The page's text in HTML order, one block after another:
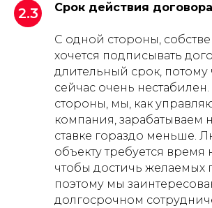
2.3 Срок действия договора
С одной стороны,
хочется подписывать
длительный срок, потому
сейчас очень
стороны, мы, как
компания, зарабатываем
ставке гораздо меньше.
объекту требуется время
чтобы достичь желаемых
поэтому мы
долгосрочном